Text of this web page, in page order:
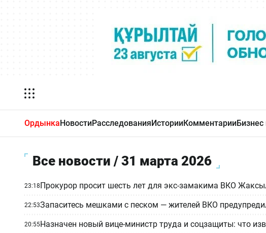
ОрдынкаНовостиРасследованияИсторииКомментарии
Все новости / 31 марта 2026
23:18Прокурор просит шесть лет для экс-замакима ВКО
22:53Запаситесь мешками с песком — жителей ВКО
20:55Назначен новый вице-министр труда и соцзащиты: что